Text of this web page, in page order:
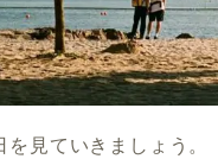
見ていきましょう。